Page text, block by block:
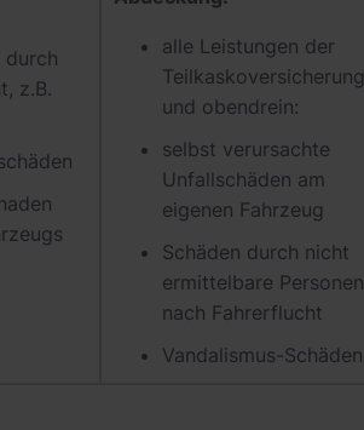
durch
z.B.
alle Leistungen der
Teilkaskoversicherung
und obendrein:
selbst verursachte
Unfallschäden am
eigenen Fahrzeug
Schäden durch nicht
ermittelbare Personen
nach Fahrerflucht
Vandalismus-Schäden